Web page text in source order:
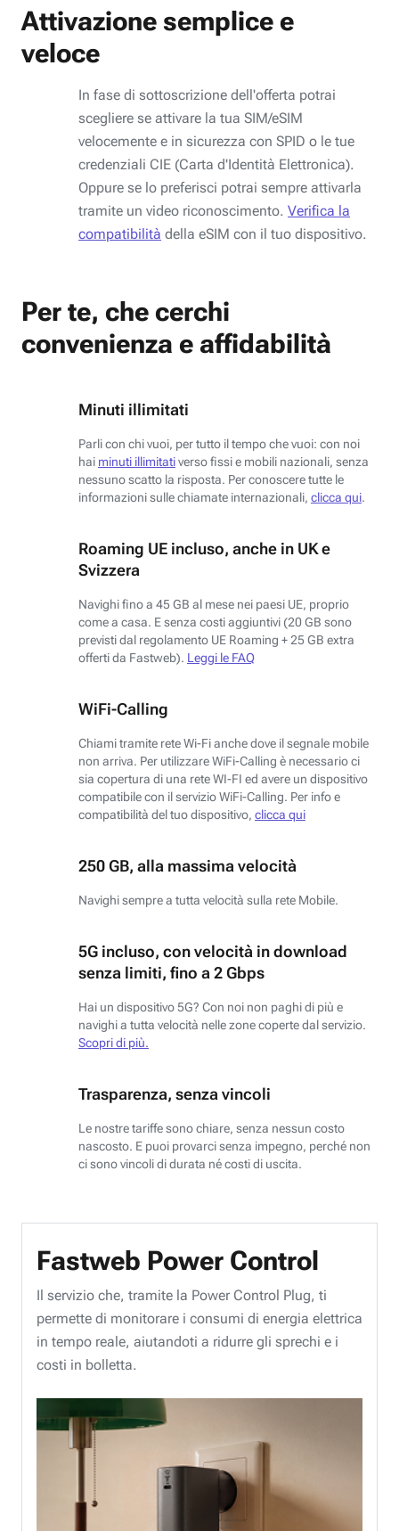
Attivazione semplice e
veloce
In fase di sottoscrizione dell'offerta potrai
scegliere se attivare la tua SIM/eSIM
velocemente e in sicurezza con SPID o le tue
credenziali CIE (Carta d'Identità Elettronica).
Oppure se lo preferisci potrai sempre attivarla
tramite un video riconoscimento. Verifica la
compatibilità della eSIM con il tuo dispositivo.
Per te, che cerchi
convenienza e affidabilità
Minuti illimitati
Parli con chi vuoi, per tutto il tempo che vuoi: con noi
hai minuti illimitativerso fissi e mobili nazionali, senza
nessuno scatto la risposta. Per conoscere tutte le
informazioni sulle chiamate internazionali, clicca qui.
Roaming UE incluso, anche in UK e
Svizzera
Navighi fino a 45 GB al mese nei paesi UE, proprio
come a casa. E senza costi aggiuntivi (20 GB sono
previsti dal regolamento UE Roaming + 25 GB extra
offerti da Fastweb). Leggi le FAQ
WiFi-Calling
Chiami tramite rete Wi-Fi anche dove il segnale mobile
non arriva. Per utilizzare WiFi-Calling è necessario ci
sia copertura di una rete WI-FI ed avere un dispositivo
compatibile con il servizio WiFi-Calling. Per info e
compatibilità del tuo dispositivo, clicca qui
250 GB, alla massima velocità
Navighi sempre a tutta velocità sulla rete Mobile.
5G incluso, con velocità in download
senza limiti, fino a 2 Gbps
Hai un dispositivo 5G? Con noi non paghi di più e
navighi a tutta velocità nelle zone coperte dal servizio.
Scopri di più.
Trasparenza, senza vincoli
Le nostre tariffe sono chiare, senza nessun costo
nascosto. E puoi provarci senza impegno, perché non
ci sono vincoli di durata né costi di uscita.
Fastweb Power Control
Il servizio che, tramite la Power Control Plug, ti
permette di monitorare i consumi di energia elettrica
in tempo reale, aiutandoti a ridurre gli sprechi e i
costi in bolletta.